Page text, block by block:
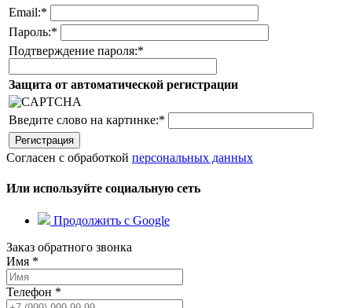
Email:*
Пароль:*
Подтверждение пароля:*
Защита от автоматической регистрации
Введите слово на картинке:*
Согласен с обработкой персональных данных
Или используйте социальную сеть
Продолжить с Google
Заказ обратного звонка
Имя *
Телефон *